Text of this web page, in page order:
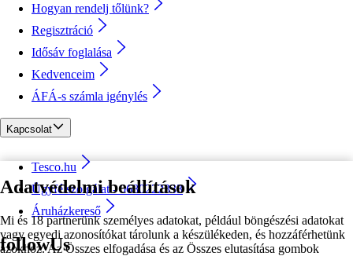
Adatvédelmi beállítások
Mi és 18 partnerünk személyes adatokat, például böngészési adatokat
vagy egyedi azonosítókat tárolunk a készülékeden, és hozzáférhetünk
azokhoz. Az Összes elfogadása és az Összes elutasítása gombok
Hogyan rendelj tőlünk?
Regisztráció
Idősáv foglalása
Kedvenceim
ÁFÁ-s számla igénylés
Kapcsolat
Tesco.hu
Ügyfélszolgálat - 0680222333
Áruházkereső
followUs